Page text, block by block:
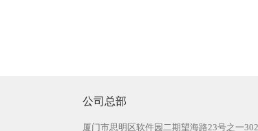
公司总部
厦门市思明区软件园二期望海路23号之一